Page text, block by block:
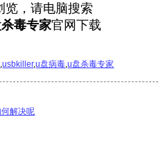
览，请电脑搜索
毒专家官网下载
,usbkiller,u盘病毒,u盘杀毒专家
解决呢